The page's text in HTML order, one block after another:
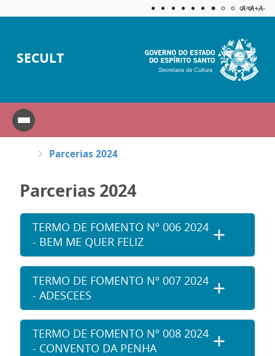
Aplicar
A=A+A-
SECULT
Secretaria da Cultura
Parcerias 2024
Parcerias 2024
TERMO DE FOMENTO Nº 006 2024
- BEM ME QUER FELIZ
TERMO DE FOMENTO Nº 007 2024
- ADESCEES
TERMO DE FOMENTO Nº 008 2024
- CONVENTO DA PENHA